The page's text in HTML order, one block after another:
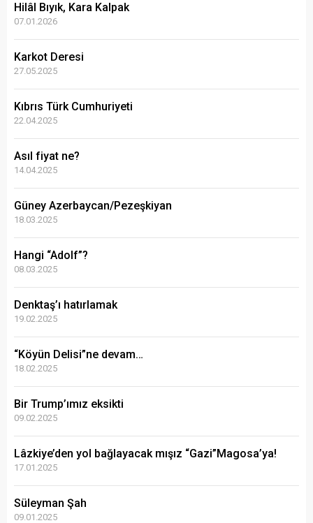
Hilâl Bıyık, Kara Kalpak
07.01.2026
Karkot Deresi
27.05.2025
Kıbrıs Türk Cumhuriyeti
22.04.2025
Asıl fiyat ne?
14.04.2025
Güney Azerbaycan/Pezeşkiyan
18.03.2025
Hangi “Adolf”?
08.03.2025
Denktaş’ı hatırlamak
19.02.2025
“Köyün Delisi”ne devam…
18.02.2025
Bir Trump’ımız eksikti
09.02.2025
Lâzkiye’den yol bağlayacak mışız “Gazi”Magosa’ya!
17.01.2025
Süleyman Şah
09.01.2025